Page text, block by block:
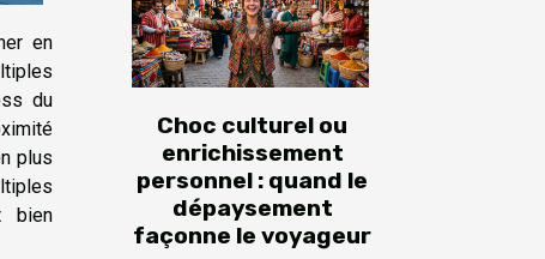
en
du
plus
bien
Choc culturel ou
enrichissement
personnel : quand le
dépaysement
façonne le voyageur